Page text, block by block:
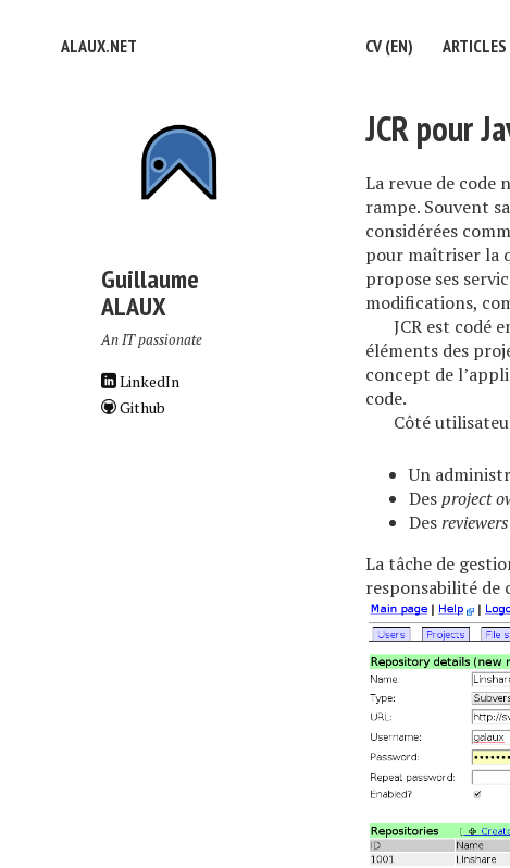
ALAUX.NET CV (EN) ARTICLES
Guillaume
ALAUX
An IT passionate
LinkedIn
Github
JCR pour
La revue de code
rampe. Souvent
considérées
pour maîtriser la
propose ses
modifications,
JCR est codé
éléments des
concept de
code.
Côté
Un
Desproject
Desreviewers
La tâche de
responsabilité